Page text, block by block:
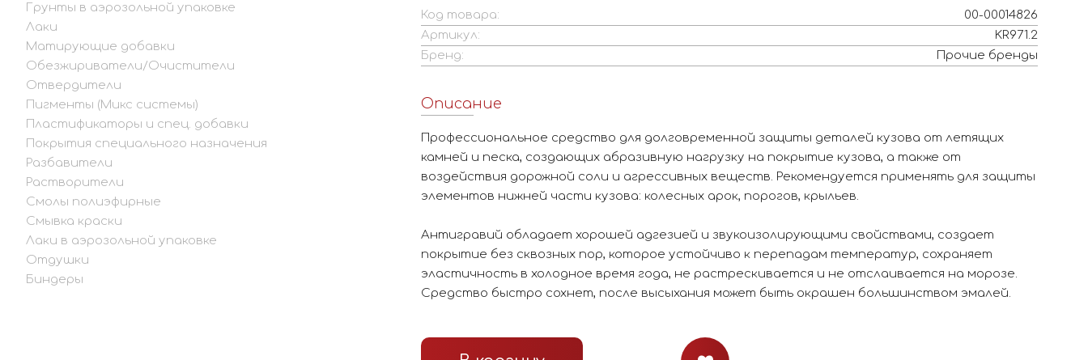
Грунты в аэрозольной упаковке
Лаки
Матирующие добавки
Обезжириватели/Очистители
Отвердители
Пигменты (Микс системы)
Пластификаторы и спец. добавки
Покрытия специального назначения
Разбавители
Растворители
Смолы полиэфирные
Смывка краски
Лаки в аэрозольной упаковке
Отдушки
Биндеры
Код товара:
00-00014826
Артикул:
KR971.2
Бренд:
Прочие бренды
Описание
Профессиональное средство для долговременной защиты деталей кузова от летящих
камней и песка, создающих абразивную нагрузку на покрытие кузова, а также от
воздействия дорожной соли и агрессивных веществ. Рекомендуется применять для защиты
элементов нижней части кузова: колесных арок, порогов, крыльев.
Антигравий обладает хорошей адгезией и звукоизолирующими свойствами, создает
покрытие без сквозных пор, которое устойчиво к перепадам температур, сохраняет
эластичность в холодное время года, не растрескивается и не отслаивается на морозе.
Средство быстро сохнет, после высыхания может быть окрашен большинством эмалей.